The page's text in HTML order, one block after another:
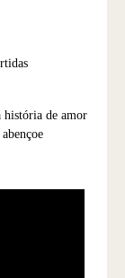
história de amor